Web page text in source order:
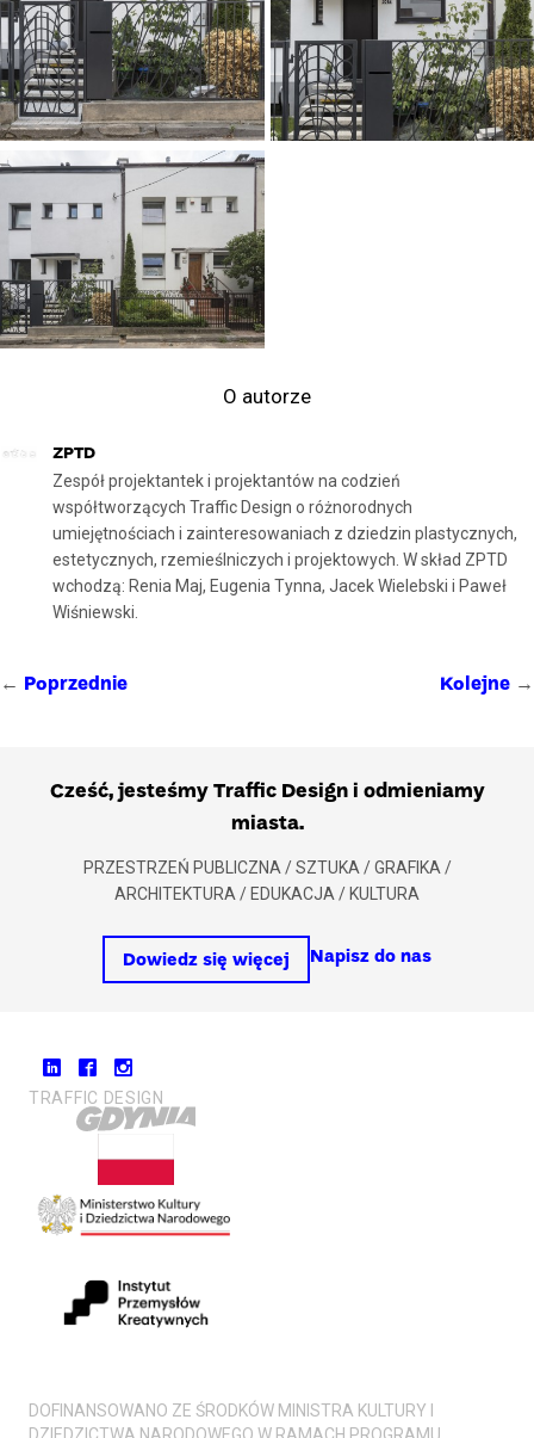
O autorze
ZPTD
Zespół projektantek i projektantów na codzień
współtworzących Traffic Design o różnorodnych
umiejętnościach i zainteresowaniach z dziedzin plastycznych,
estetycznych, rzemieślniczych i projektowych. W skład ZPTD
wchodzą: Renia Maj, Eugenia Tynna, Jacek Wielebski i Paweł
Wiśniewski.
← Poprzednie Kolejne →
Cześć, jesteśmy Traffic Design i odmieniamy
miasta.
PRZESTRZEŃ PUBLICZNA / SZTUKA / GRAFIKA /
ARCHITEKTURA / EDUKACJA / KULTURA
Dowiedz się więcej Napisz do nas
TRAFFIC DESIGN
DOFINANSOWANO ZE ŚRODKÓW MINISTRA KULTURY I